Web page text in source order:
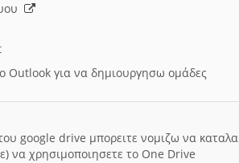
Outlook για να δημιουργησω ομάδες
google drive μπορειτε νομιζω να
να χρησιμοποιησετε το One Drive